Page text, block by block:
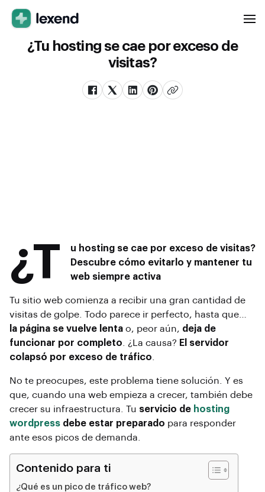
¿Tu hosting se cae por exceso de
visitas?
¿T
u hosting se cae por exceso de visitas?
Descubre cómo evitarlo y mantener tu
web siempre activa
Tu sitio web comienza a recibir una gran cantidad de
visitas de golpe. Todo parece ir perfecto, hasta que…
la página se vuelve lenta o, peor aún, deja de
funcionar por completo . ¿La causa? El servidor
colapsó por exceso de tráfico
No te preocupes, este problema tiene solución. Y es
que, cuando una web empieza a crecer, también debe
crecer su infraestructura. Tu servicio de hosting
wordpress debe estar preparado para responder
ante esos picos de demanda.
Contenido para ti
¿Qué es un pico de tráfico web?